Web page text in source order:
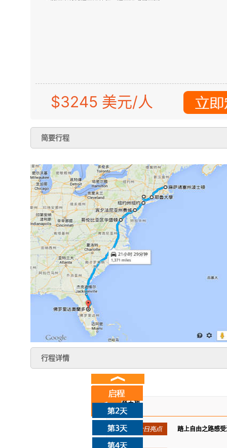
$3245 美元/人
简要行程
行程详情
波士顿
踏上自由之路感